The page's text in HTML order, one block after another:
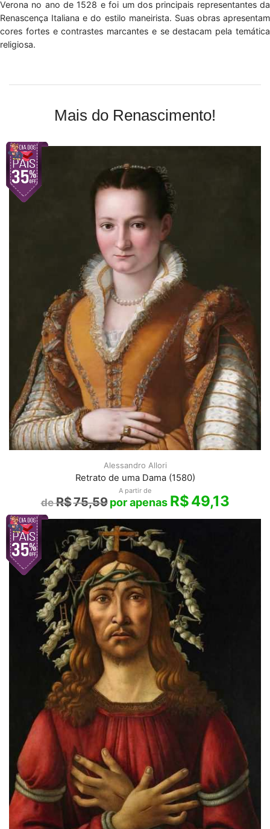
Verona no ano de 1528 e foi um dos principais representantes da
Renascença Italiana e do estilo maneirista. Suas obras apresentam
cores fortes e contrastes marcantes e se destacam pela temática
religiosa.
Mais do Renascimento!
Alessandro Allori
Retrato de uma Dama (1580)
A partir de
R$75,59 R$49,13